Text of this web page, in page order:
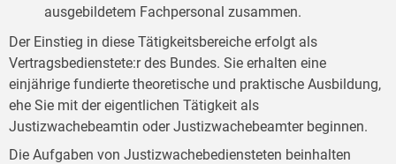
ausgebildetem Fachpersonal zusammen.
Der Einstieg in diese Tätigkeitsbereiche erfolgt als
Vertragsbedienstete:r des Bundes. Sie erhalten eine
einjährige fundierte theoretische und praktische Ausbildung,
ehe Sie mit der eigentlichen Tätigkeit als
Justizwachebeamtin oder Justizwachebeamter beginnen.
Die Aufgaben von Justizwachebediensteten beinhalten